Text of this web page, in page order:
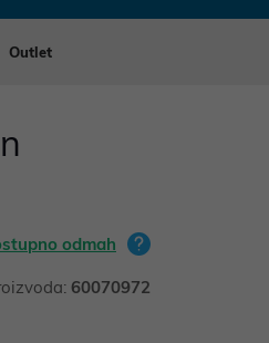
Outlet
odmah
60070972